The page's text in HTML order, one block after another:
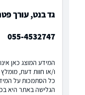
גד בנט, עורך
055-4532747
המידע המוצג כאן
ו/או חוות דעת,
כל הסתמכות על
הגלישה באתר היא